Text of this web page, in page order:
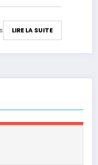
LIRE LA SUITE